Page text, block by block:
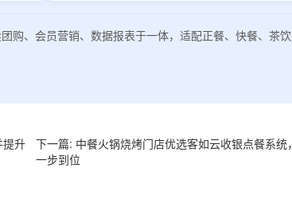
购、会员营销、数据报表于一体，适配正餐、快餐、茶
提升
下一篇: 中餐火锅烧烤门店优选客如云收银点餐系
一步到位